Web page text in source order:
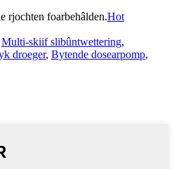
rjochten foarbehâlden.Hot
Multi-skiif slibûntwettering,
droeger, Bytende dosearpomp,